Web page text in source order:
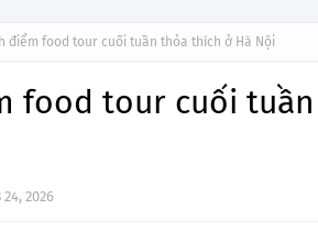
điểm food tour cuối tuần thỏa thích ở Hà Nội
food tour cuối
2026